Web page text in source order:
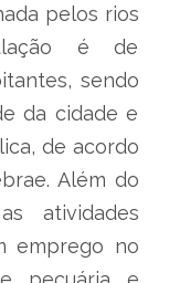
pelos rios
é de
sendo
da cidade e
de acordo
Além do
atividades
emprego no